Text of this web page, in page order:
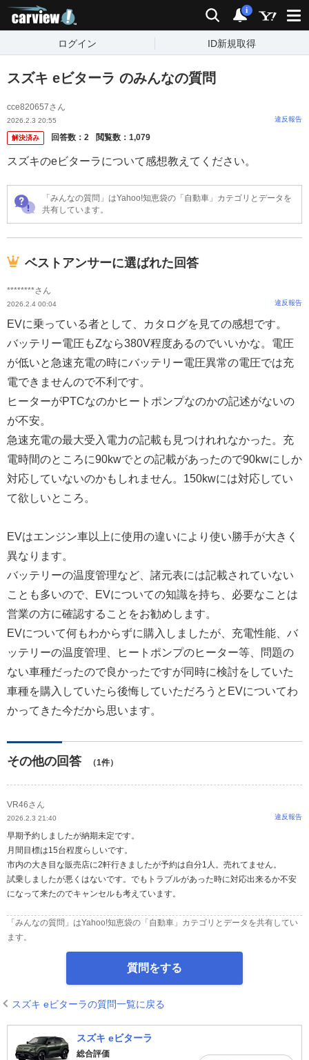
検索 通知
i
ログイン ID新規取得
スズキ eビターラ のみんなの質問
cce820657さん
2026.2.3 20:55 違反報告
解決済み 回答数： 2 閲覧数： 1,079
スズキのeビターラについて感想教えてください。
「みんなの質問」はYahoo!知恵袋の「自動車」カテゴリとデータを
共有しています。
ベストアンサーに選ばれた回答
********さん
2026.2.4 00:04 違反報告
EVに乗っている者として、カタログを見ての感想です。
バッテリー電圧もZなら380V程度あるのでいいかな。電圧
が低いと急速充電の時にバッテリー電圧異常の電圧では充
電できませんので不利です。
ヒーターがPTCなのかヒートポンプなのかの記述がないの
が不安。
急速充電の最大受入電力の記載も見つけれれなかった。充
電時間のところに90kwでとの記載があったので90kwにしか
対応していないのかもしれません。150kwには対応してい
て欲しいところ。
EVはエンジン車以上に使用の違いにより使い勝手が大きく
異なります。
バッテリーの温度管理など、諸元表には記載されていない
ことも多いので、EVについての知識を持ち、必要なことは
営業の方に確認することをお勧めします。
EVについて何もわからずに購入しましたが、充電性能、バ
ッテリーの温度管理、ヒートポンプのヒーター等、問題の
ない車種だったので良かったですが同時に検討をしていた
車種を購入していたら後悔していただろうとEVについてわ
かってきた今だから思います。
その他の回答 （1件）
VR46さん
2026.2.3 21:40 違反報告
早期予約しましたが納期未定です。
月間目標は15台程度らしいです。
市内の大き目な販売店に2軒行きましたが予約は自分1人。売れてません。
試乗しましたが悪くはないです。でもトラブルがあった時に対応出来るか不安
になって来たのでキャンセルも考えています。
「みんなの質問」はYahoo!知恵袋の「自動車」カテゴリとデータを共有してい
ます。
質問をする
スズキ eビターラの質問一覧に戻る
スズキ eビターラ
総合評価